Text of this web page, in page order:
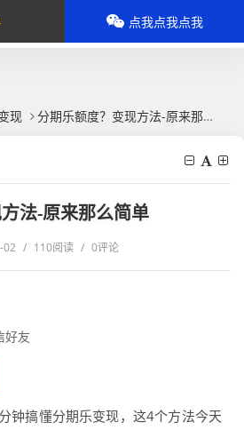
现 分期乐额度？变现方法-原来那么简单
法-原来那么简单
02 / 110阅读 / 0评论
好友
钟搞懂分期乐变现，这4个方法今天
点我点我点我